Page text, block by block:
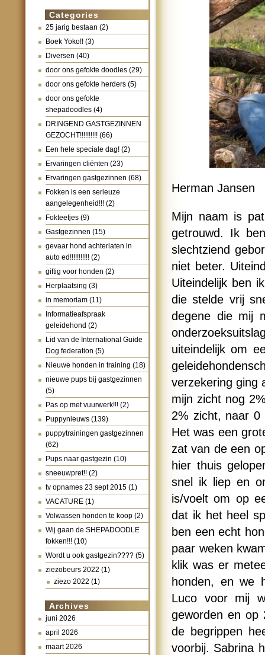
Categories
25 jarig bestaan (2)
Boek Yoko!! (3)
Diversen (40)
door ons gefokte doodles (29)
door ons gefokte herders (5)
door ons gefokte
shepadoodles (4)
DRINGEND GASTGEZINNEN
GEZOCHT!!!!!!!!!! (66)
Een hele speciale dag! (2)
Ervaringen cliënten (23)
Ervaringen gastgezinnen (68)
Fokken is een serieuze
aangelegenheid!!! (2)
Fokteefjes (9)
Gastgezinnen (15)
gevaar hond achterlaten in
auto ed!!!!!!!!!!! (2)
giftig voor honden (2)
Herplaatsing (3)
in memoriam (11)
Informatieafspraak
geleidehond (2)
Lid van de International Guide
Dog federation (5)
Nieuwe honden in training (18)
nieuwe pups bij gastgezinnen
(5)
Pas op met vuurwerk!!! (2)
Puppynieuws (139)
puppytrainingen gastgezinnen
(62)
Pups naar gastgezin (10)
sneeuwpret!! (2)
tv opnames 23 sept 2015 (1)
VACATURE (1)
Volwassen honden te koop (2)
Wij gaan de SHEPADOODLE
fokken!!! (10)
Wordt u ook gastgezin???? (5)
ziezobeurs 2022 (1)
ziezo 2022 (1)
Archives
juni 2026
april 2026
maart 2026
Herman Jansen
Mijn naam is
getrouwd. Ik
slechtziend
niet beter.
Uiteindelijk ben
die stelde vrij
degene die mij
uiteindelijk om
verzekering ging
mijn zicht nog
2% zicht, naar 0
Het was een
zat van de een
hier thuis
snel ik liep en
is/voelt om op
dat ik het heel
ben een echt
paar weken
klik was er
honden, en we
Luco voor mij
geworden en op
de begrippen
voorbij. Sabrina